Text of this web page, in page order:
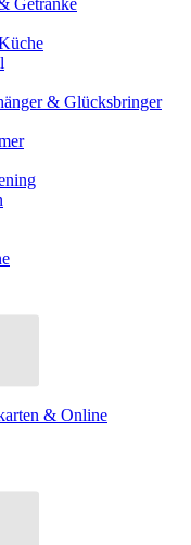
Getränke
& Glücksbringer
& Online